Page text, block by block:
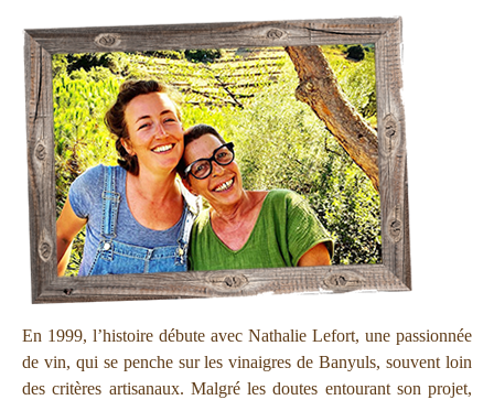
En 1999, l’histoire débute avec Nathalie Lefort, une passionnée
de vin, qui se penche sur les vinaigres de Banyuls, souvent loin
des critères artisanaux. Malgré les doutes entourant son projet,